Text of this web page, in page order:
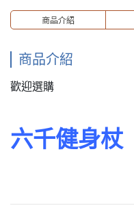
商品介紹
商品介紹
歡迎選購
六千健身杖